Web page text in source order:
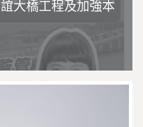
大橋工程及加強本